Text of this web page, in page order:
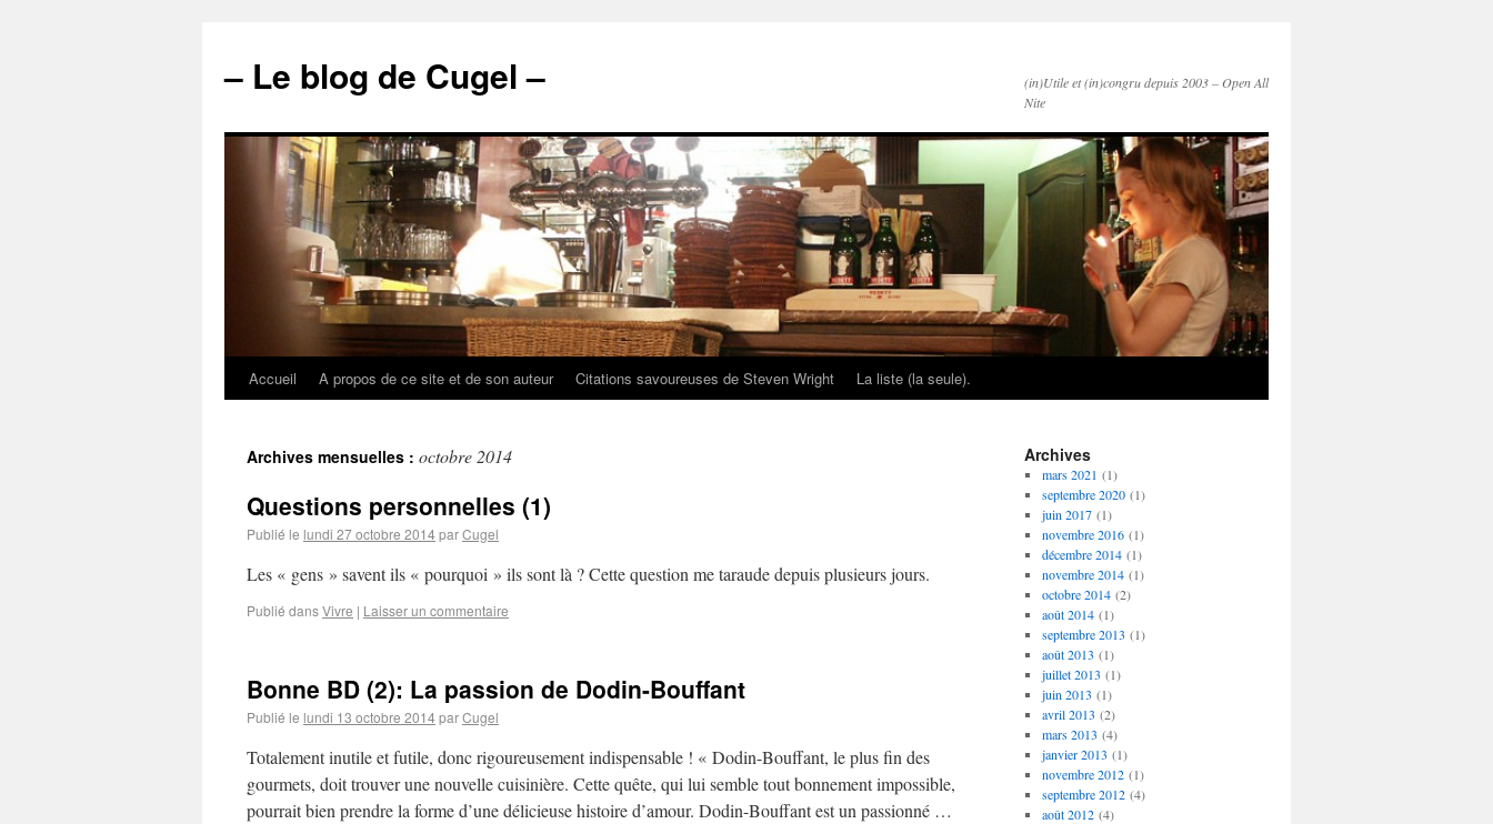
– Le blog de Cugel –
(in)Utile et (in)congru depuis 2003 – Open All
Nite
Accueil A propos de ce site et de son auteur Citations savoureuses de Steven Wright La liste (la seule).
Archives mensuelles : octobre 2014
Questions personnelles (1)
Publié le lundi 27 octobre 2014parCugel
Les « gens » savent ils « pourquoi » ils sont là ? Cette question me taraude depuis plusieurs jours.
Publié dansVivre | Laisser un commentaire
Bonne BD (2): La passion de Dodin-Bouffant
Publié le lundi 13 octobre 2014parCugel
Totalement inutile et futile, donc rigoureusement indispensable ! « Dodin-Bouffant, le plus fin des
gourmets, doit trouver une nouvelle cuisinière. Cette quête, qui lui semble tout bonnement impossible,
pourrait bien prendre la forme d’une délicieuse histoire d’amour. Dodin-Bouffant est un passionné …
Archives
mars 2021 (1)
septembre 2020(1)
juin 2017(1)
novembre 2016(1)
décembre 2014(1)
novembre 2014(1)
octobre 2014(2)
août 2014(1)
septembre 2013 (1)
août 2013 (1)
juillet 2013 (1)
juin 2013 (1)
avril 2013 (2)
mars 2013 (4)
janvier 2013 (1)
novembre 2012(1)
septembre 2012(4)
août 2012(4)